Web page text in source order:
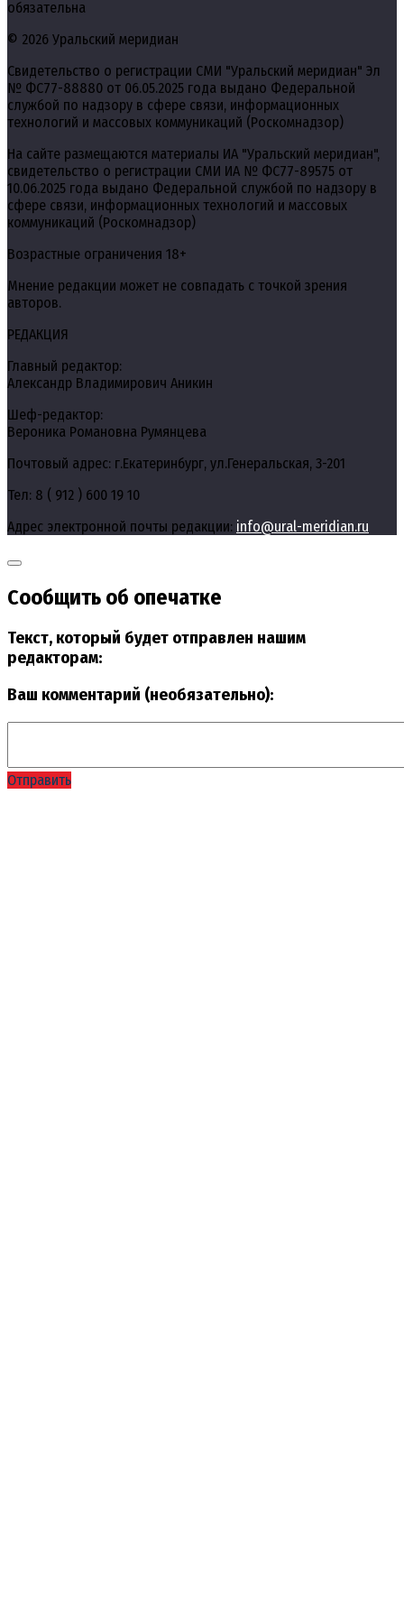
обязательна
© 2026 Уральский меридиан
Свидетельство о регистрации СМИ "Уральский меридиан" Эл
№ ФС77-88880 от 06.05.2025 года выдано Федеральной
службой по надзору в сфере связи, информационных
технологий и массовых коммуникаций (Роскомнадзор)
На сайте размещаются материалы ИА "Уральский меридиан",
свидетельство о регистрации СМИ ИА № ФС77-89575 от
10.06.2025 года выдано Федеральной службой по надзору в
сфере связи, информационных технологий и массовых
коммуникаций (Роскомнадзор)
Возрастные ограничения 18+
Мнение редакции может не совпадать с точкой зрения
авторов.
РЕДАКЦИЯ
Главный редактор:
Александр Владимирович Аникин
Шеф-редактор:
Вероника Романовна Румянцева
Почтовый адрес: г.Екатеринбург, ул.Генеральская, 3-201
Тел: 8 ( 912 ) 600 19 10
Адрес электронной почты редакции: info@ural-meridian.ru
Сообщить об опечатке
Текст, который будет отправлен нашим
редакторам:
Ваш комментарий (необязательно):
Отправить